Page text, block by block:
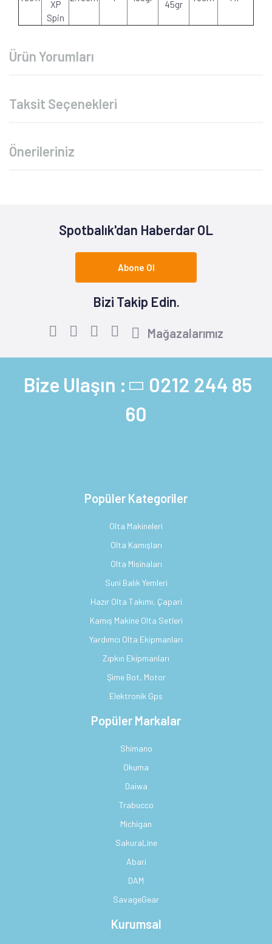
XP
Spin
45gr
Ürün Yorumları
Taksit Seçenekleri
Önerileriniz
Spotbalık'dan Haberdar OL
Abone Ol
Bizi Takip Edin.
Mağazalarımız
Bize Ulaşın : 0212 244 85
60
Popüler Kategoriler
Olta Makineleri
Olta Kamışları
Olta Misinaları
Suni Balık Yemleri
Hazır Olta Takımı, Çapari
Kamış Makine Olta Setleri
Yardımcı Olta Ekipmanları
Zıpkın Ekipmanları
Şime Bot, Motor
Elektronik Gps
Popüler Markalar
Shimano
Okuma
Daiwa
Trabucco
Michigan
SakuraLine
Abari
DAM
SavageGear
Kurumsal